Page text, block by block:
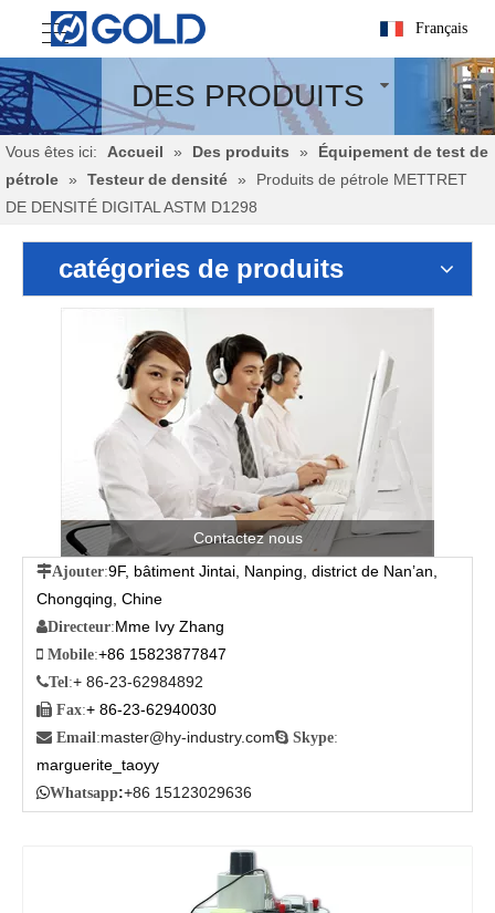
Français
DES PRODUITS
Vous êtes ici: Accueil » Des produits »
Équipement de test de
pétrole » Testeur de densité »
Produits de pétrole METTRET
DE DENSITÉ DIGITAL ASTM D1298
catégories de produits
Contactez nous
Ajouter:9F, bâtiment Jintai, Nanping, district de Nan’an,
Chongqing, Chine
Directeur:Mme Ivy Zhang
 Mobile:+86 15823877847
Tel :+ 86-23-62984892
 Fax:+ 86-23-62940030
 Email :master@hy-industry.com Skype:
marguerite_taoyy
Whatsapp:+86 15123029636